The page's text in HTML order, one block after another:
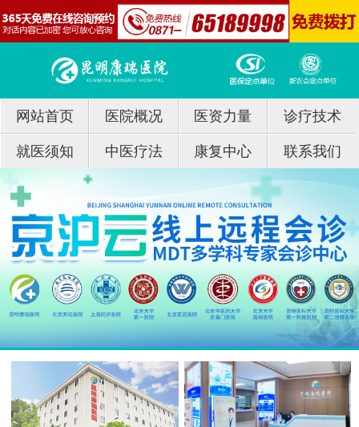
网站首页 医院概况 医资力量 诊疗技术
就医须知 中医疗法 康复中心 联系我们